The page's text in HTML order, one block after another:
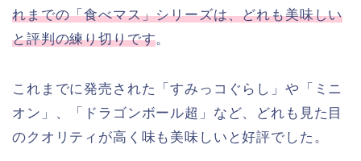
れまでの「食べマス」シリーズは、どれも美味しい
と評判の練り切りです。
これまでに発売された「すみっコぐらし」や「ミニ
オン」、「ドラゴンボール超」など、どれも見た目
のクオリティが高く味も美味しいと好評でした。